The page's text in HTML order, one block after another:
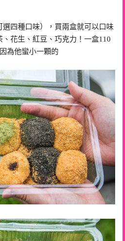
四種口味），買兩盒就可以口味
花生、紅豆、巧克力！一盒110
為他蠻小一顆的